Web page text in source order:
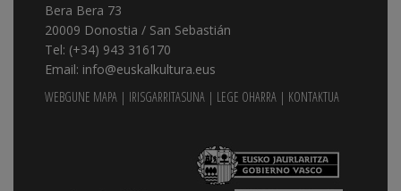
Bera Bera 73
20009 Donostia / San Sebastián
Tel: (+34) 943 316170
Email: info@euskalkultura.eus
WEBGUNE MAPA | IRISGARRITASUNA | LEGE OHARRA | KONTAKTUA